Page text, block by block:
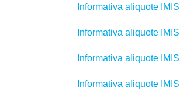
Informativa aliquote
Informativa aliquote
Informativa aliquote
Informativa aliquote